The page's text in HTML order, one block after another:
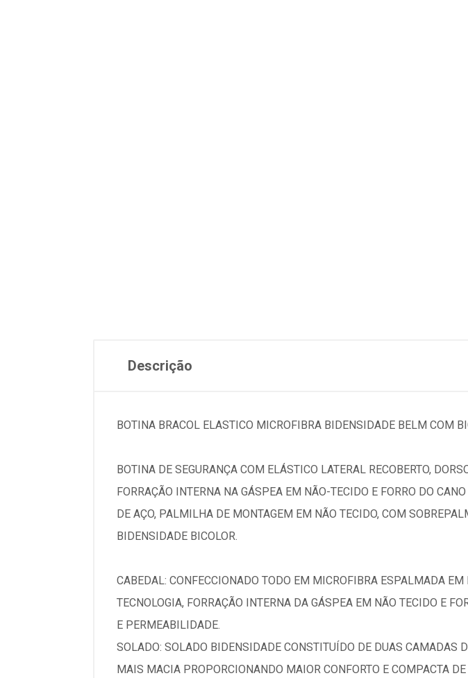
Descrição
BOTINA BRACOL ELASTICO MICROFIBRA BIDENSIDADE BELM COM
BOTINA DE SEGURANÇA COM ELÁSTICO LATERAL RECOBERTO,
FORRAÇÃO INTERNA NA GÁSPEA EM NÃO-TECIDO E FORRO DO
DE AÇO, PALMILHA DE MONTAGEM EM NÃO TECIDO, COM
BIDENSIDADE BICOLOR.
CABEDAL: CONFECCIONADO TODO EM MICROFIBRA ESPALMADA
TECNOLOGIA, FORRAÇÃO INTERNA DA GÁSPEA EM NÃO TECIDO E
E PERMEABILIDADE.
SOLADO: SOLADO BIDENSIDADE CONSTITUÍDO DE DUAS CAMADAS
MAIS MACIA PROPORCIONANDO MAIOR CONFORTO E COMPACTA